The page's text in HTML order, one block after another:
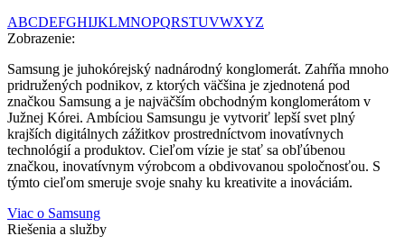
ABCDEFGHIJKLMNOPQRSTUVWXYZ
Zobrazenie:
Samsung je juhokórejský nadnárodný konglomerát. Zahŕňa mnoho
pridružených podnikov, z ktorých väčšina je zjednotená pod
značkou Samsung a je najväčším obchodným konglomerátom v
Južnej Kórei. Ambíciou Samsungu je vytvoriť lepší svet plný
krajších digitálnych zážitkov prostredníctvom inovatívnych
technológií a produktov. Cieľom vízie je stať sa obľúbenou
značkou, inovatívnym výrobcom a obdivovanou spoločnosťou. S
týmto cieľom smeruje svoje snahy ku kreativite a inováciám.
Viac o Samsung
Riešenia a služby